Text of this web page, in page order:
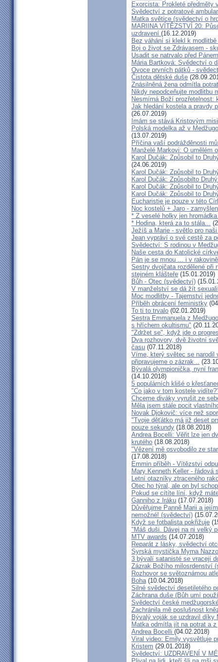
Exorcista: Prokleté předměty
Svědectví z potratové
Matka světice (svědectví o
MARIINA VÍTĚZSTVÍ 20:
uzdravení (16.12.2019)
Bez váhání si klekl k
Boj o život se Zdrávasem -
Usadit se natrvalo před Pánem
Mária Bartková: Svědectví o
Ovoce prvních pátků -
Čistota dětské duše
Znásilněná žena odmítla
Nikdy nepodceňujte modlitbu
Nesmírná Boží
Jak hledání kostela a pravdy
(26.07.2019)
Imám se stává Kristovým
Polská modelka až v
(13.07.2019)
Příčina vaší podrážděnosti
Manželé Markovi: O umělém
Karol Dučák: Způsobil to
(24.06.2019)
Karol Dučák: Způsobil to
Karol Dučák: Způsobilto
Karol Dučák: Způsobil to
Karol Dučák: Způsobil to
Eucharistie je pouze v této
Noc kostelů + Jaro -
* Z veselé holky jen
* Hodina, která za to stála...
Ježíš a Marie - světlo pro
Jean vypráví o své cestě za
Svědectví: S rodinou v
Naše cesta do Katolické
Pán je se mnou ... i v
Sestry dvojčata rozdělené při
stejném klášteře (15.01.2019)
Bůh - Otec (svědectví)
V manželství se dá žít
Moc modlitby - Tajemství
Příběh obrácení feministky
To ti to trvalo (02.01.2019)
Sestra Emmanuela z
s hříchem okultismu"
"Zdržet se", když jde o
Dva rozhovory, dvě životní
času (07.11.2018)
Víme, který světec se narodil
připravujeme o zázrak ..
Bývalá olympionička, nyní
(14.10.2018)
5 populárních klišé o
"Co jako v tom kostele
Chceme diváky vyrušit ze
Měla jsem stále pocit
Novak Djokovič: více než
"Tvoje děťátko má již deset
pouze sekundy (18.08.2018)
Andrea Bocelli: Věřit lze jen
krutého (18.08.2018)
"Vězení mě osvobodilo ze
(17.08.2018)
Emmin příběh - Vítězství
Mary Kenneth Keller - řádová
Letní otazníky ztraceného
Otec ho týral, ale on byl
Pokud se cítíte líní, když
Ganniho z Iráku (17.07.2018)
Důvěřujme Panně Marii a
nemožné! (svědectví)
Když se fotbalista pokřižuje
"Máš duši. Dávej na ni velký
MTV awards (14.07.2018)
Reparát z lásky, svědectví
Syrská mystička Myrna
3 bývalí satanisté se vracejí
Zázrak Božího milosrdenství
Rozhovor se světoznámou
Boha(10.04.2018)
Silné svědectví desetiletého
Záchrana duše (Bůh umí
Svědectví české
Zachránila mě poslušnost
Bývalý voják se uzdravil díky
Matka odmítla jít na potrat a
Andrea Bocelli (04.02.2018)
Viral video: Emily vysvětluje
Kristem (29.01.2018)
Svědectví: UZDRAVENÍ V